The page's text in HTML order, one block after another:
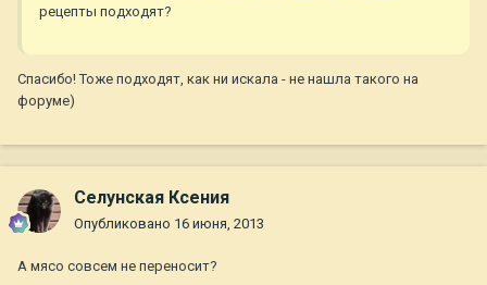
рецепты подходят?
Спасибо! Тоже подходят, как ни искала - не нашла такого на
форуме)
Селунская Ксения
Опубликовано 16 июня, 2013
А мясо совсем не переносит?